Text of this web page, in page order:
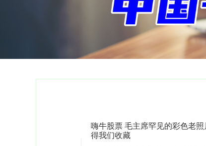
嗨牛股票 毛主席罕见的彩色老
得我们收藏